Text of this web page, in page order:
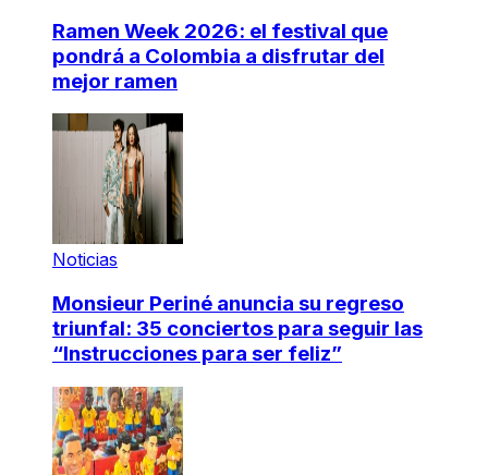
Ramen Week 2026: el festival que
pondrá a Colombia a disfrutar del
mejor ramen
Noticias
Monsieur Periné anuncia su regreso
triunfal: 35 conciertos para seguir las
“Instrucciones para ser feliz”